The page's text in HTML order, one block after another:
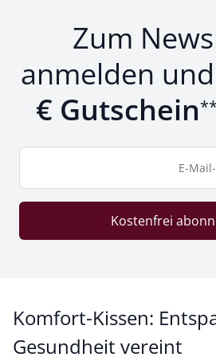
Zum
anmelden
€ Gutschein**
E-
Kostenfrei
Komfort-Kissen:
Gesundheit vereint